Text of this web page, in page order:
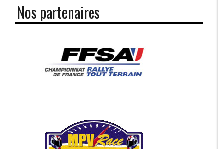
Nos partenaires